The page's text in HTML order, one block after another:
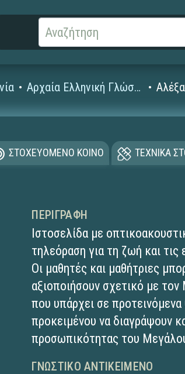
Αρχαία Ελληνική Γλώσσα και Γραμματεία (Γυμνασίου - Λυκείου)
ΣΤΟΧΕΥΟΜΕΝΟ ΚΟΙΝΟ ΤΕΧΝΙΚΑ
ΠΕΡΙΓΡΑΦΉ
Ιστοσελίδα με
τηλεόραση για τη ζωή και
Οι μαθητές και μαθήτριες
αξιοποιήσουν σχετικό με
που υπάρχει σε
προκειμένου να διαγράψουν
προσωπικότητας του
ΓΝΩΣΤΙΚΌ ΑΝΤΙΚΕΊΜΕΝΟ